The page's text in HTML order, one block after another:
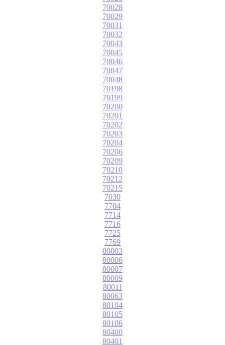
70028
70029
70031
70032
70043
70045
70046
70047
70048
70198
70199
70200
70201
70202
70203
70204
70206
70209
70210
70212
70215
7030
7704
7714
7716
7725
7769
80003
80006
80007
80009
80011
80063
80104
80105
80106
80400
80401